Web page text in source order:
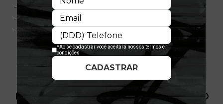
- Material: Meia Malha
- Composição: 100% Algodão
- Licença oficial
PRODUTO SEM ESTOQUE DÍSPONÍVEL NO